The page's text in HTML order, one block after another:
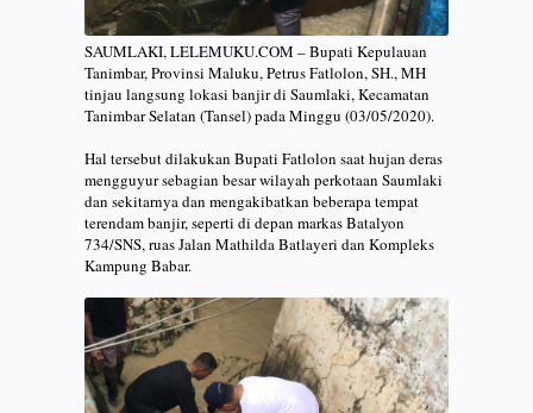
SAUMLAKI, LELEMUKU.COM – Bupati Kepulauan
Tanimbar, Provinsi Maluku, Petrus Fatlolon, SH., MH
tinjau langsung lokasi banjir di Saumlaki, Kecamatan
Tanimbar Selatan (Tansel) pada Minggu (03/05/2020).
Hal tersebut dilakukan Bupati Fatlolon saat hujan deras
mengguyur sebagian besar wilayah perkotaan Saumlaki
dan sekitarnya dan mengakibatkan beberapa tempat
terendam banjir, seperti di depan markas Batalyon
734/SNS, ruas Jalan Mathilda Batlayeri dan Kompleks
Kampung Babar.